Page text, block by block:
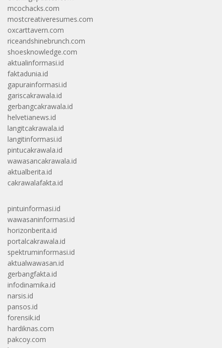
mcochacks.com
mostcreativeresumes.com
oxcarttavern.com
riceandshinebrunch.com
shoesknowledge.com
aktualinformasi.id
faktadunia.id
gapurainformasi.id
gariscakrawala.id
gerbangcakrawala.id
helvetianews.id
langitcakrawala.id
langitinformasi.id
pintucakrawala.id
wawasancakrawala.id
aktualberita.id
cakrawalafakta.id
pintuinformasi.id
wawasaninformasi.id
horizonberita.id
portalcakrawala.id
spektruminformasi.id
aktualwawasan.id
gerbangfakta.id
infodinamika.id
narsis.id
pansos.id
forensik.id
hardiknas.com
pakcoy.com